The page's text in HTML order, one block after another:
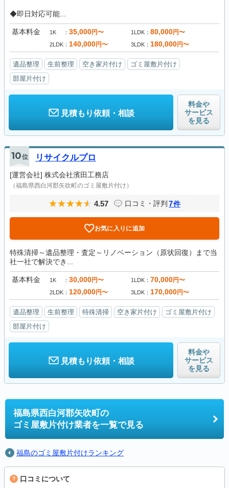
◆即日対応可能...
基本料金 1K 35,000円〜 1LDK 80,000円〜
2LDK 140,000円〜 3LDK 180,000円〜
遺品整理 生前整理 空き家片付け
ゴミ屋敷片付け
部屋片付け
見積もり依頼・相談
料金や
サービス
を見る
10位 リサイクルプロ
[運営会社] 株式会社濱田工務店
（福島県西白河郡矢吹町のゴミ屋敷片付け）
4.57 口コミ・評判 7件
お気に入りに追加
特殊清掃～遺品整理・査定～リノベーション（原状回復）まで当
社一社で解決でき...
基本料金 1K 30,000円〜 1LDK 70,000円〜
2LDK 120,000円〜 3LDK 170,000円〜
遺品整理 生前整理 特殊清掃 空き家片付け
ゴミ屋敷片付け
部屋片付け
見積もり依頼・相談
料金や
サービス
を見る
福島県西白河郡矢吹町の
ゴミ屋敷片付け業者を一覧で見る
福島のゴミ屋敷片付けランキング
口コミについて